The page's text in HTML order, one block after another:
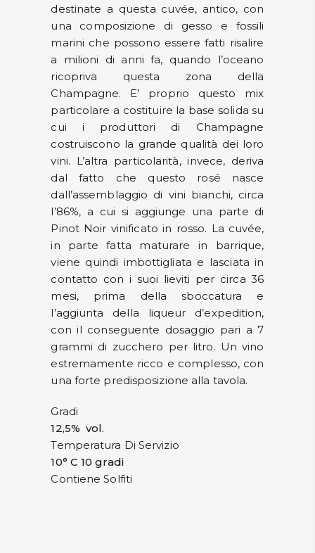
destinate a questa cuvée, antico, con
una composizione di gesso e fossili
marini che possono essere fatti risalire
a milioni di anni fa, quando l’oceano
ricopriva questa zona della
Champagne. E’ proprio questo mix
particolare a costituire la base solida su
cui i produttori di Champagne
costruiscono la grande qualità dei loro
vini. L’altra particolarità, invece, deriva
dal fatto che questo rosé nasce
dall’assemblaggio di vini bianchi, circa
l’86%, a cui si aggiunge una parte di
Pinot Noir vinificato in rosso. La cuvée,
in parte fatta maturare in barrique,
viene quindi imbottigliata e lasciata in
contatto con i suoi lieviti per circa 36
mesi, prima della sboccatura e
l’aggiunta della liqueur d’expedition,
con il conseguente dosaggio pari a 7
grammi di zucchero per litro. Un vino
estremamente ricco e complesso, con
una forte predisposizione alla tavola.
Gradi
12,5% vol.
Temperatura Di Servizio
10° C 10 gradi
Contiene Solfiti